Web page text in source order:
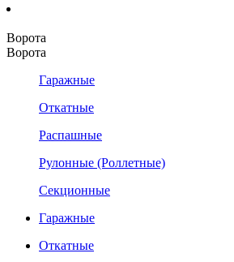
Ворота
Ворота
Гаражные
Откатные
Распашные
Рулонные (Роллетные)
Секционные
Гаражные
Откатные